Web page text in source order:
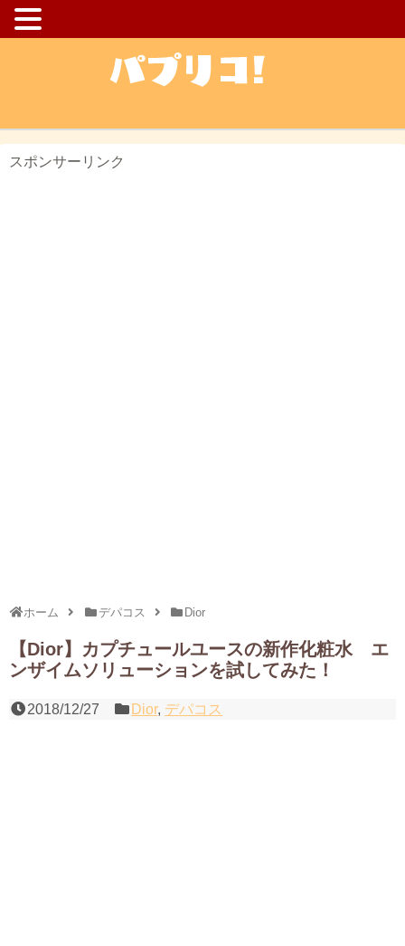
スポンサーリンク
ホーム デパコス Dior
【Dior】カプチュールユースの新作化粧水 エ
ンザイムソリューションを試してみた！
2018/12/27 Dior, デパコス